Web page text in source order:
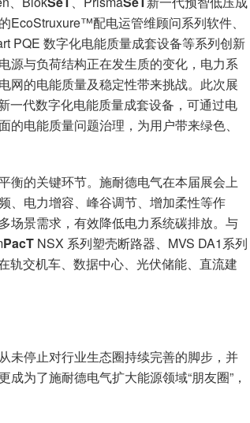
EcoStruxure™配电运管维顾问系列软件、
PQE 数字化电能质量成套设备等系列创新
源与负荷结构正在发生质的变化，电力系
网的电能质量及稳定性带来挑战。此次展
一代数字化电能质量成套设备，可通过电
电能质量问题治理，为用户带来绿色、
衡的关键环节。施耐德电气在本届展会上
、电力增容、峰谷调节、增加柔性等作
场景需求，有效降低电力系统碳排放。与
PacT NSX 系列塑壳断路器、MVS DA1系列
轨交机车、数据中心、光伏储能、直流建
未停止对行业生态圈持续完善的脚步，并
为了施耐德电气扩大能源领域“朋友圈”，